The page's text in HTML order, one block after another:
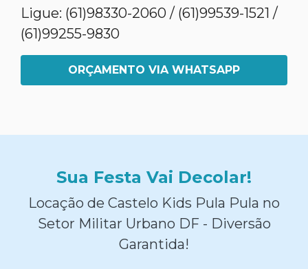
Ligue: (61)98330-2060 / (61)99539-1521 /
(61)99255-9830
ORÇAMENTO VIA WHATSAPP
Sua Festa Vai Decolar!
Locação de Castelo Kids Pula Pula no
Setor Militar Urbano DF - Diversão
Garantida!